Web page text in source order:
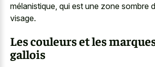
mélanistique, qui est une zone sombre
visage.
Les couleurs et les
gallois